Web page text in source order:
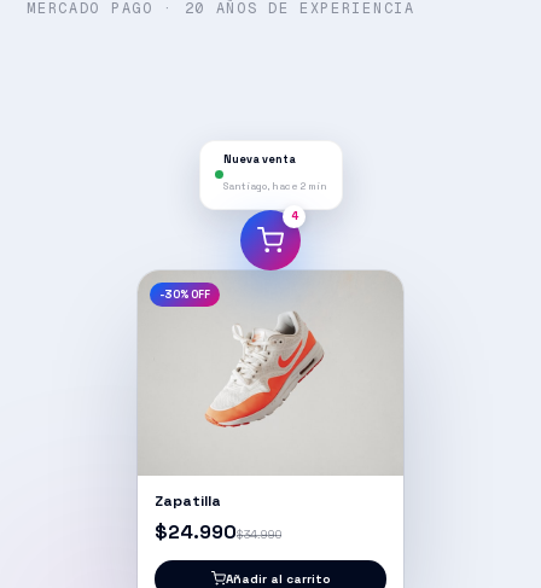
MERCADO PAGO · 20 AÑOS DE EXPERIENCIA
Nueva venta
Santiago, hace 2 min
5
-30% OFF
Zapatilla
$24.990$34.990
Añadir al carrito